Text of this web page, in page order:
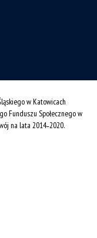
w Katowicach
Funduszu Społecznego w
na lata 2014˗2020.